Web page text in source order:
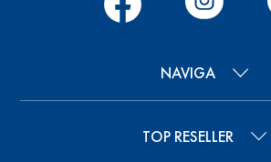
NAVIGA
TOP RESELLER